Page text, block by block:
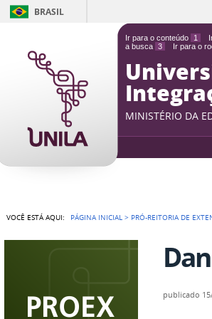
Ir para o conteúdo 1
a busca 3 Ir para o
BRASIL
MINISTÉRIO DA
VOCÊ ESTÁ AQUI: PÁGINA INICIAL > PRÓ-REITORIA DE
publicado